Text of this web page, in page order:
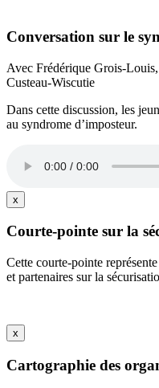
Conversation sur le
Avec Frédérique Grois-
Custeau-Wiscutie
Dans cette discussion, les
au syndrome d’imposteur.
x
Courte-pointe sur la
Cette courte-pointe
et partenaires sur la
x
Cartographie des